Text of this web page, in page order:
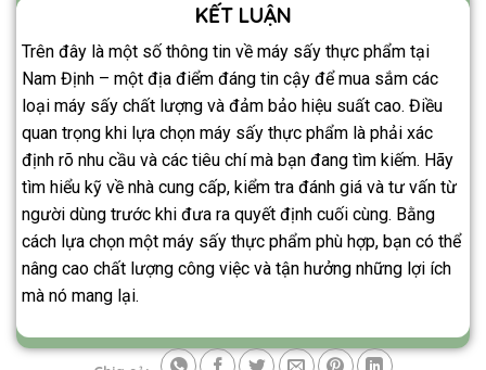
KẾT LUẬN
Trên đây là một số thông tin về máy sấy thực phẩm tại
Nam Định – một địa điểm đáng tin cậy để mua sắm các
loại máy sấy chất lượng và đảm bảo hiệu suất cao. Điều
quan trọng khi lựa chọn máy sấy thực phẩm là phải xác
định rõ nhu cầu và các tiêu chí mà bạn đang tìm kiếm. Hãy
tìm hiểu kỹ về nhà cung cấp, kiểm tra đánh giá và tư vấn từ
người dùng trước khi đưa ra quyết định cuối cùng. Bằng
cách lựa chọn một máy sấy thực phẩm phù hợp, bạn có thể
nâng cao chất lượng công việc và tận hưởng những lợi ích
mà nó mang lại.